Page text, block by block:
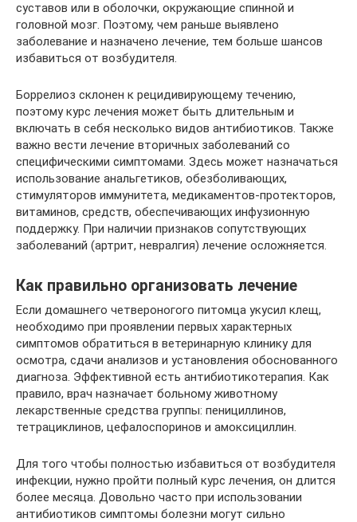
суставов или в оболочки, окружающие спинной и
головной мозг. Поэтому, чем раньше выявлено
заболевание и назначено лечение, тем больше шансов
избавиться от возбудителя.
Боррелиоз склонен к рецидивирующему течению,
поэтому курс лечения может быть длительным и
включать в себя несколько видов антибиотиков. Также
важно вести лечение вторичных заболеваний со
специфическими симптомами. Здесь может назначаться
использование анальгетиков, обезболивающих,
стимуляторов иммунитета, медикаментов-протекторов,
витаминов, средств, обеспечивающих инфузионную
поддержку. При наличии признаков сопутствующих
заболеваний (артрит, невралгия) лечение осложняется.
Как правильно организовать лечение
Если домашнего четвероногого питомца укусил клещ,
необходимо при проявлении первых характерных
симптомов обратиться в ветеринарную клинику для
осмотра, сдачи анализов и установления обоснованного
диагноза. Эффективной есть антибиотикотерапия. Как
правило, врач назначает больному животному
лекарственные средства группы: пенициллинов,
тетрациклинов, цефалоспоринов и амоксициллин.
Для того чтобы полностью избавиться от возбудителя
инфекции, нужно пройти полный курс лечения, он длится
более месяца. Довольно часто при использовании
антибиотиков симптомы болезни могут сильно